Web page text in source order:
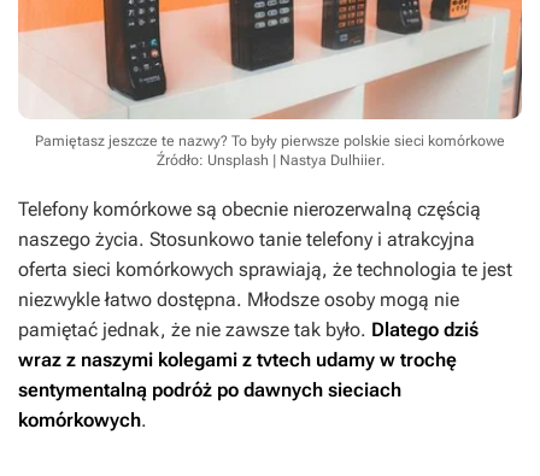
Pamiętasz jeszcze te nazwy? To były pierwsze polskie sieci komórkowe
Źródło: Unsplash | Nastya Dulhiier.
Telefony komórkowe są obecnie nierozerwalną częścią
naszego życia. Stosunkowo tanie telefony i atrakcyjna
oferta sieci komórkowych sprawiają, że technologia te jest
niezwykle łatwo dostępna. Młodsze osoby mogą nie
pamiętać jednak, że nie zawsze tak było. Dlatego dziś
wraz z naszymi kolegami z tvtech udamy w trochę
sentymentalną podróż po dawnych sieciach
komórkowych.